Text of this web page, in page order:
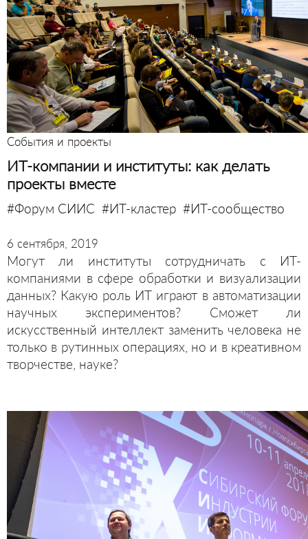
События и проекты
ИТ-компании и институты: как делать
проекты вместе
#Форум СИИС #ИТ-кластер #ИТ-сообщество
6 сентября, 2019
Могут ли институты сотрудничать с ИТ-
компаниями в сфере обработки и визуализации
данных? Какую роль ИТ играют в автоматизации
научных экспериментов? Сможет ли
искусственный интеллект заменить человека не
только в рутинных операциях, но и в креативном
творчестве, науке?